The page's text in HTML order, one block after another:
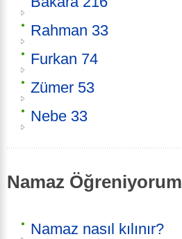
Rahman 33
Furkan 74
Zümer 53
Nebe 33
Namaz Öğreniyorum
Namaz nasıl kılınır?